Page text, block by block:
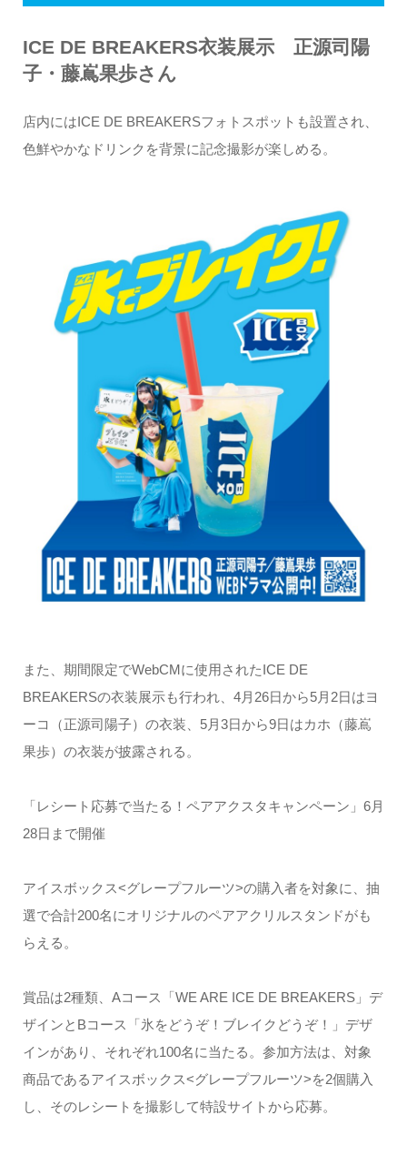
ICE DE BREAKERS衣装展示 正源司陽
子・藤嶌果歩さん
店内にはICE DE BREAKERSフォトスポットも設置され、
色鮮やかなドリンクを背景に記念撮影が楽しめる。
また、期間限定でWebCMに使用されたICE DE
BREAKERSの衣装展示も行われ、4月26日から5月2日はヨ
ーコ（正源司陽子）の衣装、5月3日から9日はカホ（藤嶌
果歩）の衣装が披露される。
「レシート応募で当たる！ペアアクスタキャンペーン」6月
28日まで開催
アイスボックス<グレープフルーツ>の購入者を対象に、抽
選で合計200名にオリジナルのペアアクリルスタンドがも
らえる。
賞品は2種類、Aコース「WE ARE ICE DE BREAKERS」デ
ザインとBコース「氷をどうぞ！ブレイクどうぞ！」デザ
インがあり、それぞれ100名に当たる。参加方法は、対象
商品であるアイスボックス<グレープフルーツ>を2個購入
し、そのレシートを撮影して特設サイトから応募。